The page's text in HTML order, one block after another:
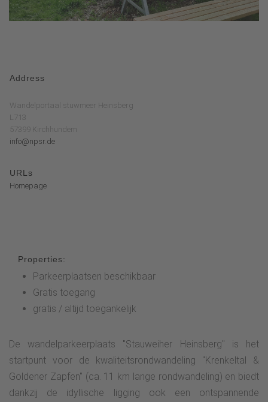
Address
Wandelportaal stuwmeer Heinsberg
L713
57399 Kirchhundem
info@npsr.de
URLs
Homepage
Properties:
Parkeerplaatsen beschikbaar
Gratis toegang
gratis / altijd toegankelijk
De wandelparkeerplaats "Stauweiher Heinsberg" is het
startpunt voor de kwaliteitsrondwandeling "Krenkeltal &
Goldener Zapfen" (ca. 11 km lange rondwandeling) en biedt
dankzij de idyllische ligging ook een ontspannende